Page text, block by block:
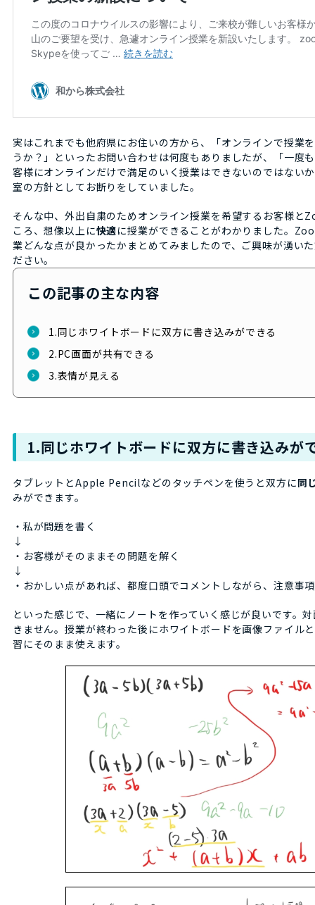
実はこれまでも他府県にお住いの方から、「オンラインで授業
うか？」といったお問い合わせは何度もありましたが、「一度
客様にオンラインだけで満足のいく授業はできないのではない
室の方針としてお断りをしていました。
そんな中、外出自粛のためオンライン授業を希望するお客様と
ころ、想像以上に快適に授業ができることがわかりました。
業どんな点が良かったかまとめてみましたので、ご興味が湧い
ださい。
この記事の主な内容
1.同じホワイトボードに双方に書き込みができる
2.PC画面が共有できる
3.表情が見える
1.同じホワイトボードに双方に書き込みが
タブレットとApple Pencilなどのタッチペンを使うと双方に同
みができます。
・私が問題を書く
↓
・お客様がそのままその問題を解く
↓
・おかしい点があれば、都度口頭でコメントしながら、注意事
といった感じで、一緒にノートを作っていく感じが良いです。
きません。授業が終わった後にホワイトボードを画像ファイル
習にそのまま使えます。